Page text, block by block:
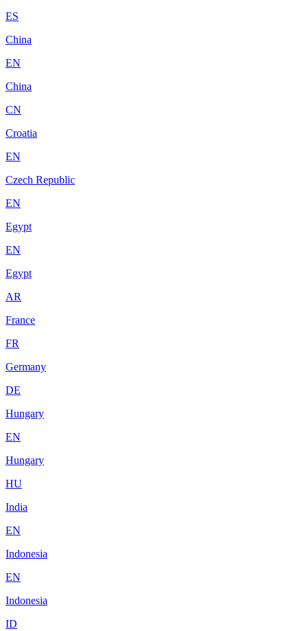
ES
China
EN
China
CN
Croatia
EN
Czech Republic
EN
Egypt
EN
Egypt
AR
France
FR
Germany
DE
Hungary
EN
Hungary
HU
India
EN
Indonesia
EN
Indonesia
ID